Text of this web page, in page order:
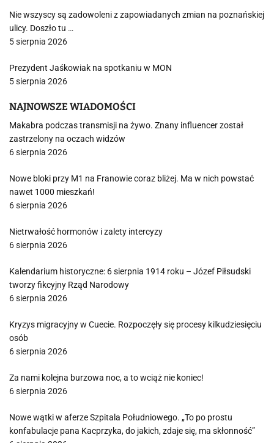
Nie wszyscy są zadowoleni z zapowiadanych zmian na poznańskiej
ulicy. Doszło tu …
5 sierpnia 2026
Prezydent Jaśkowiak na spotkaniu w MON
5 sierpnia 2026
NAJNOWSZE WIADOMOŚCI
Makabra podczas transmisji na żywo. Znany influencer został
zastrzelony na oczach widzów
6 sierpnia 2026
Nowe bloki przy M1 na Franowie coraz bliżej. Ma w nich powstać
nawet 1000 mieszkań!
6 sierpnia 2026
Nietrwałość hormonów i zalety intercyzy
6 sierpnia 2026
Kalendarium historyczne: 6 sierpnia 1914 roku – Józef Piłsudski
tworzy fikcyjny Rząd Narodowy
6 sierpnia 2026
Kryzys migracyjny w Cuecie. Rozpoczęły się procesy kilkudziesięciu
osób
6 sierpnia 2026
Za nami kolejna burzowa noc, a to wciąż nie koniec!
6 sierpnia 2026
Nowe wątki w aferze Szpitala Południowego. „To po prostu
konfabulacje pana Kacprzyka, do jakich, zdaje się, ma skłonność”